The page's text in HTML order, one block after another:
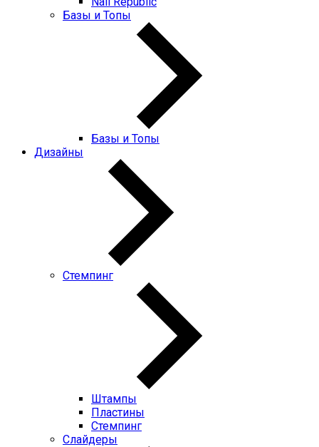
Базы и Топы
Базы и Топы
Дизайны
Стемпинг
Штампы
Пластины
Стемпинг
Слайдеры